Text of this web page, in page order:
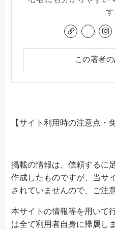
す
この著者
【サイト利用時の注意点・
掲載の情報は、信頼するに
作成したものですが、当サ
されていませんので、ご注
本サイトの情報等を用いて
は全て利用者自身に帰属し